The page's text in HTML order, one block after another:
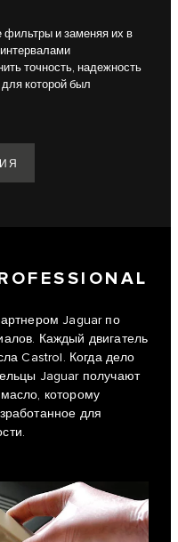
и заменяя их в
точность, надежность
которой был
Jaguar по
Каждый двигатель
Castrol. Когда дело
Jaguar получают
которому
для